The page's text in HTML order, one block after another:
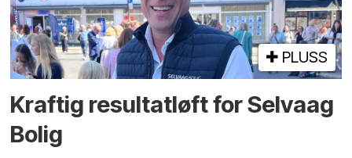
PLUSS
Kraftig resultatløft for Selvaag
Bolig